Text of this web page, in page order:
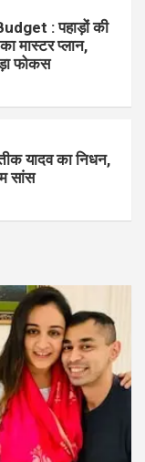
: पहाड़ों की
मास्टर प्लान,
फोकस
यादव का निधन,
सांस